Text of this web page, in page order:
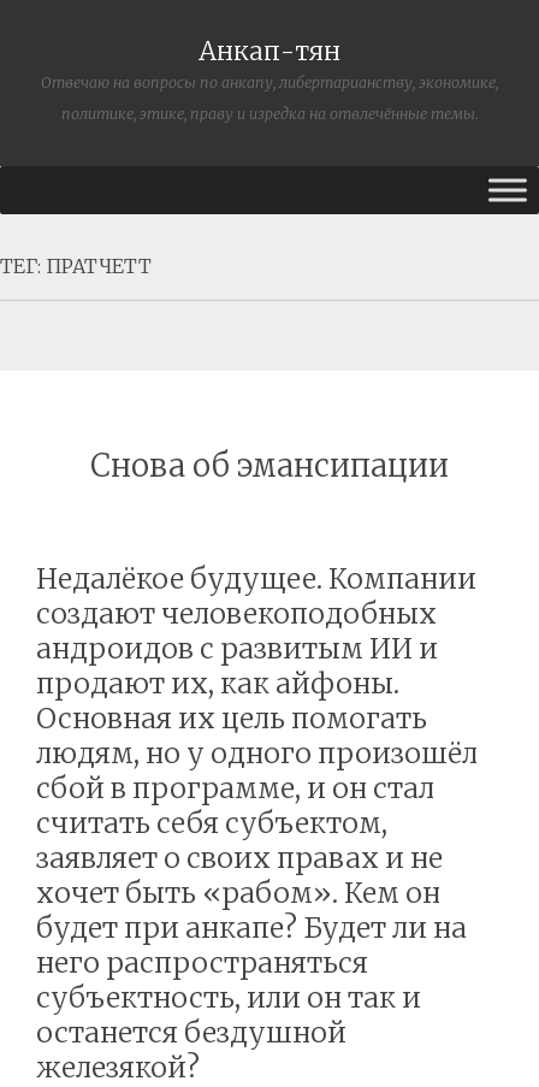
Анкап-тян
Отвечаю на вопросы по анкапу, либертарианству, экономике,
политике, этике, праву и изредка на отвлечённые темы.
ТЕГ: ПРАТЧЕТТ
Снова об эмансипации
Недалёкое будущее. Компании
создают человекоподобных
андроидов с развитым ИИ и
продают их, как айфоны.
Основная их цель помогать
людям, но у одного произошёл
сбой в программе, и он стал
считать себя субъектом,
заявляет о своих правах и не
хочет быть «рабом». Кем он
будет при анкапе? Будет ли на
него распространяться
субъектность, или он так и
останется бездушной
железякой?